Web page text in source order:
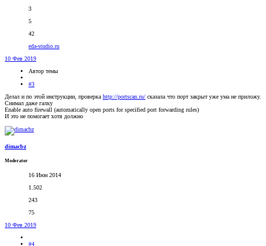
3
5
42
eda-studio.ru
10 Фев 2019
Автор темы
#3
Делал и по этой инструкции, проверка http://portscan.ru/ сказала что порт закрыт уже ума не приложу.
Снимал даже галку
Enable auto firewall (automatically open ports for specified port forwarding rules)
И это не помогает хотя должно
dimacbz
Moderator
16 Июн 2014
1.502
243
75
10 Фев 2019
#4